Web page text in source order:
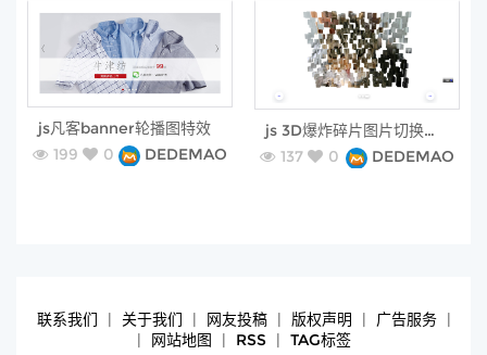
js凡客banner轮播图特效
free
199 0 DEDEMAO
js 3D爆炸碎片图片切换特效
free
137 0 DEDEMAO
联系我们 关于我们 网友投稿| 版权声明 广告服务|
网站地图 RSS TAG标签